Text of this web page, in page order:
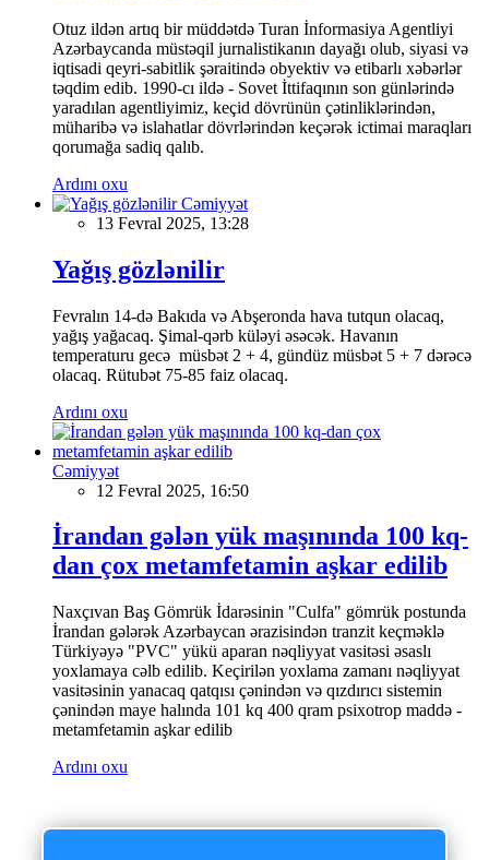
Otuz ildən artıq bir müddətdə Turan İnformasiya Agentliyi
Azərbaycanda müstəqil jurnalistikanın dayağı olub, siyasi və
iqtisadi qeyri-sabitlik şəraitində obyektiv və etibarlı xəbərlər
təqdim edib. 1990-cı ildə - Sovet İttifaqının son günlərində
yaradılan agentliyimiz, keçid dövrünün çətinliklərindən,
müharibə və islahatlar dövrlərindən keçərək ictimai maraqları
qorumağa sadiq qalıb.
Ardını oxu
Cəmiyyət
13 Fevral 2025, 13:28
Yağış gözlənilir
Fevralın 14-də Bakıda və Abşeronda hava tutqun olacaq,
yağış yağacaq. Şimal-qərb küləyi əsəcək. Havanın
temperaturu gecə müsbət 2 + 4, gündüz müsbət 5 + 7 dərəcə
olacaq. Rütubət 75-85 faiz olacaq.
Ardını oxu
Cəmiyyət
12 Fevral 2025, 16:50
İrandan gələn yük maşınında 100 kq-
dan çox metamfetamin aşkar edilib
Naxçıvan Baş Gömrük İdarəsinin "Culfa" gömrük postunda
İrandan gələrək Azərbaycan ərazisindən tranzit keçməklə
Türkiyəyə "PVC" yükü aparan nəqliyyat vasitəsi əsaslı
yoxlamaya cəlb edilib. Keçirilən yoxlama zamanı nəqliyyat
vasitəsinin yanacaq qatqısı çənindən və qızdırıcı sistemin
çənindən maye halında 101 kq 400 qram psixotrop maddə -
metamfetamin aşkar edilib
Ardını oxu